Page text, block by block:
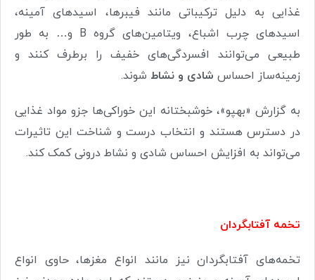
غذایی به دلیل ترکیباتی مانند فیبرها، اسیدهای آمینه،
اسیدهای چرب اشباع، ویتامین‌های گروه B و… به طور
طبیعی می‌توانند افسردگی‌های خفیف را برطرف کنند و
زمینه‌ساز احساس شادی و نشاط شوند.
به گزارش «بهپو»، خوشبختانه این خوراکی‌ها جزو مواد غذایی
در دسترس هستند و انتخاب درست و شناخت این تاثیرات
می‌تواند به افزایش احساس شادی و نشاط درونی کمک کند.
تخمه‌ آفتابگردان
تخمه‌های آفتابگردان نیز مانند انواع مغزها، حاوی انواع